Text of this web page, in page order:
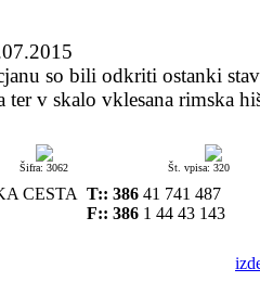
so bili odkriti ostanki
v skalo vklesana rimska
Šifra: 3062 Št. vpisa: 320
CESTA T:: 386 41 741 487
F:: 386 1 44 43 143